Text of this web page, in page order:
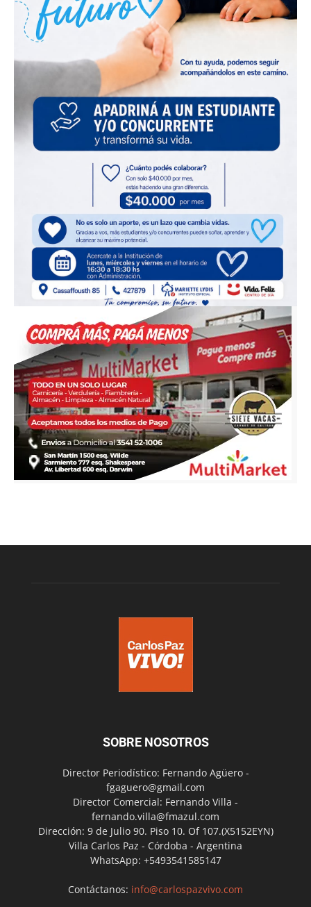
SOBRE NOSOTROS
Director Periodístico: Fernando Agüero -
fgaguero@gmail.com
Director Comercial: Fernando Villa -
fernando.villa@fmazul.com
Dirección: 9 de Julio 90. Piso 10. Of 107.(X5152EYN)
Villa Carlos Paz - Córdoba - Argentina
WhatsApp: +5493541585147
Contáctanos: info@carlospazvivo.com